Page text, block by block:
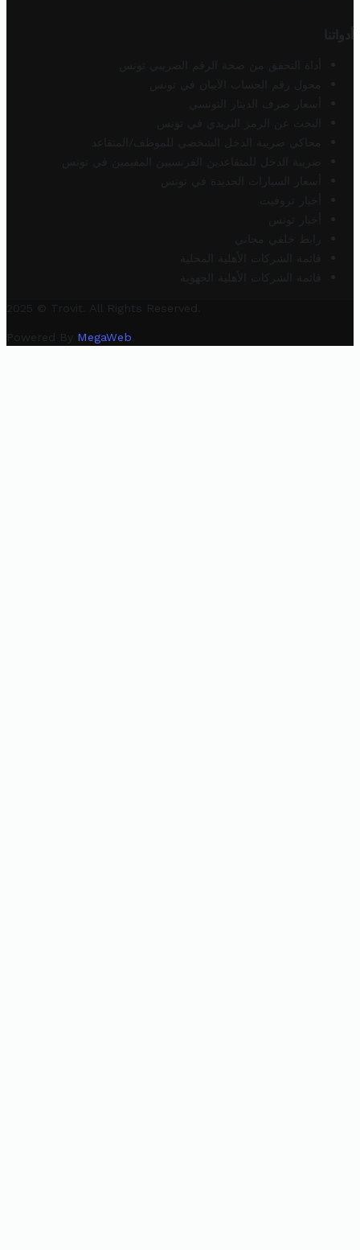
أدواتنا
أداة التحقق من صحة الرقم الضريبي تونس
محول رقم الحساب الآيبان في تونس
أسعار صرف الدينار التونسي
البحث عن الرمز البريدي في تونس
محاكي ضريبة الدخل الشخصي للموظف/المتقاعد
ضريبة الدخل للمتقاعدين الفرنسيين المقيمين في تونس
أسعار السيارات الجديدة في تونس
أخبار تروفيت
أخبار تونس
رابط خلفي مجاني
قائمة الشركات الأهلية المحلية
قائمة الشركات الأهلية الجهوية
2025 © Trovit. All Rights Reserved.
Powered By MegaWeb